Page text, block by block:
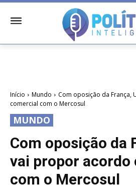
Início Mundo
Com oposição da França,
comercial com o Mercosul
MUNDO
Com oposição da
vai propor acordo
com o Mercosul